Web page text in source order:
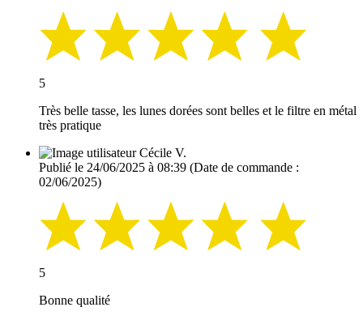
5
Très belle tasse, les lunes dorées sont belles et le filtre en métal
très pratique
Cécile V.
Publié le 24/06/2025 à 08:39 (Date de commande :
02/06/2025)
5
Bonne qualité